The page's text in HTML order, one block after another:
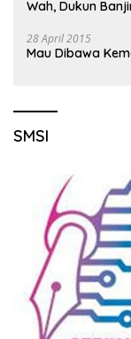
Wah, Dukun
28 April 2015
Mau Dibawa
SMSI